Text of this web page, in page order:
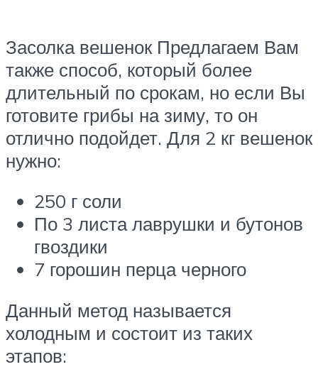
Засолка вешенок Предлагаем Вам
также способ, который более
длительный по срокам, но если Вы
готовите грибы на зиму, то он
отлично подойдет. Для 2 кг вешенок
нужно:
250 г соли
По 3 листа лаврушки и бутонов
гвоздики
7 горошин перца черного
Данный метод называется
холодным и состоит из таких
этапов: